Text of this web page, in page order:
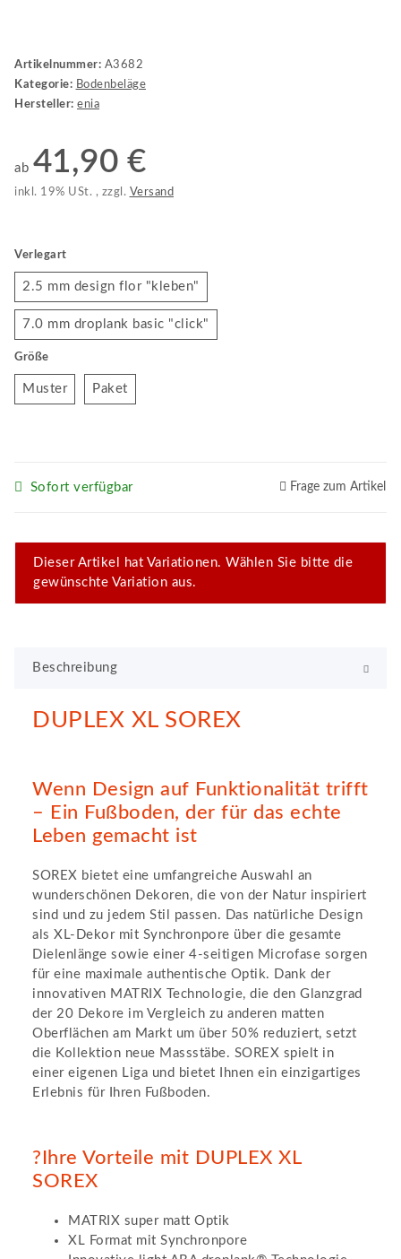
Artikelnummer: A3682
Kategorie: Bodenbeläge
Hersteller: enia
ab 41,90 €
inkl. 19% USt. , zzgl. Versand
Verlegart
2.5 mm design flor "kleben"
7.0 mm droplank basic "click"
Größe
MusterMusterPaketPaket
Sofort verfügbar Frage zum Artikel
x
Dieser Artikel hat Variationen. Wählen Sie bitte die
gewünschte Variation aus.
Beschreibung
DUPLEX XL SOREX
Wenn Design auf Funktionalität trifft
– Ein Fußboden, der für das echte
Leben gemacht ist
SOREX bietet eine umfangreiche Auswahl an
wunderschönen Dekoren, die von der Natur inspiriert
sind und zu jedem Stil passen. Das natürliche Design
als XL-Dekor mit Synchronpore über die gesamte
Dielenlänge sowie einer 4-seitigen Microfase sorgen
für eine maximale authentische Optik. Dank der
innovativen MATRIX Technologie, die den Glanzgrad
der 20 Dekore im Vergleich zu anderen matten
Oberflächen am Markt um über 50% reduziert, setzt
die Kollektion neue Massstäbe. SOREX spielt in
einer eigenen Liga und bietet Ihnen ein einzigartiges
Erlebnis für Ihren Fußboden.
?Ihre Vorteile mit DUPLEX XL
SOREX
MATRIX super matt Optik
XL Format mit Synchronpore